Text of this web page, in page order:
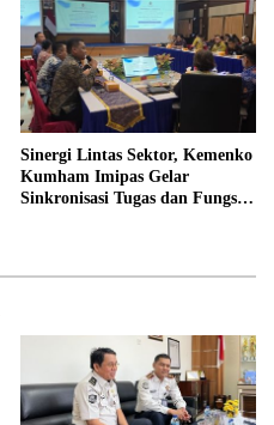
Sinergi Lintas Sektor, Kemenko
Kumham Imipas Gelar
Sinkronisasi Tugas dan Fungsi